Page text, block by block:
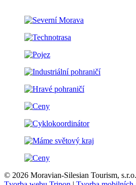
© 2026 Moravian-Silesian Tourism,